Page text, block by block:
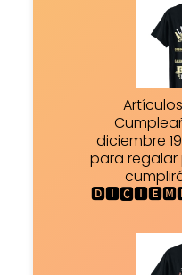
diciembre
para